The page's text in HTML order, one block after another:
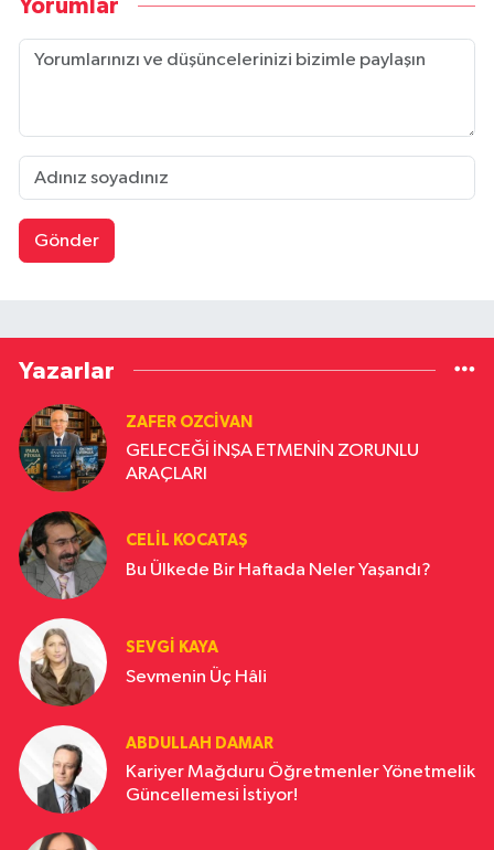
mirasın taşıyıcısıdır. Bu miras; sadece bir etnik
aidiyet, kimlik, adalet ve vizyon problemi var
Diriltilmesi gereken şey kuru bir milliyetçilik
değil, ahlaklı, adil ve çağdaş bir devlet aklıdır.
Bu akıl, kendi milletini önceleyen, kimliğini
koruyan, sınırlarını kutsayan ve aynı zamanda
ülkenin çimentosudur. Ve o çimento dağılırsa,
geriye yalnızca enkaz kalır. Bugün yapılması
gereken şey; bu çimentoyu yeniden karıp,
sahneden çekilir. Ama Türk Milleti kalır. Önemli
olan, o millete gerçekten hizmet edebilmektir.
Yorumlar
Gönder
Yazarlar
ZAFER OZCIVAN
GELECEĞİ İNŞA ETMENİN ZORUNLU
ARAÇLARI
CELIL KOCATAŞ
Bu Ülkede Bir Haftada Neler Yaşandı?
SEVGI KAYA
Sevmenin Üç Hâli
ABDULLAH DAMAR
Kariyer Mağduru Öğretmenler Yönetmelik
Güncellemesi İstiyor!